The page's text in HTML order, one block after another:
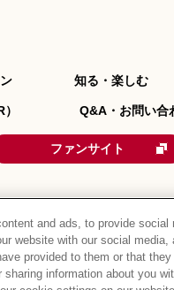
知る・楽しむ
Q&A・お問い合
ファンサイト
ウェブアクセシビリティ
and ads, to provide social
website with our social media,
provided to them or that they
information about you